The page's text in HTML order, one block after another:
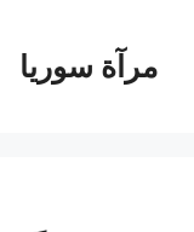
المحتوىمرآة سوريا